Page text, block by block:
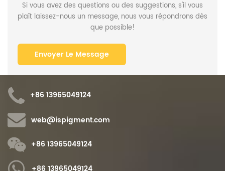
Si vous avez des questions ou des suggestions, s'il vous
plaît laissez-nous un message, nous vous répondrons dès
que possible!
+86 13965049124
web@ispigment.com
+86 13965049124
+86 13965049124